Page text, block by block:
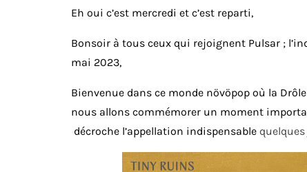
Eh oui c’est mercredi et c’est reparti,
Bonsoir à tous ceux qui rejoignent Pulsar ;
mai 2023,
Bienvenue dans ce monde növöpop où la
nous allons commémorer un moment
décroche l’appellation indispensable